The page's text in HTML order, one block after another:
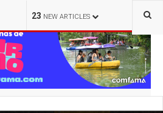
23 NEW ARTICLES